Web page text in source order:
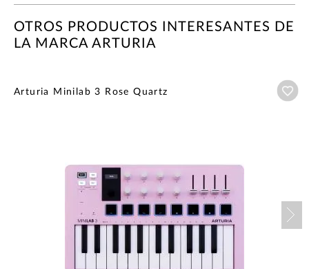
OTROS PRODUCTOS INTERESANTES DE
LA MARCA ARTURIA
Arturia Minilab 3 Rose Quartz